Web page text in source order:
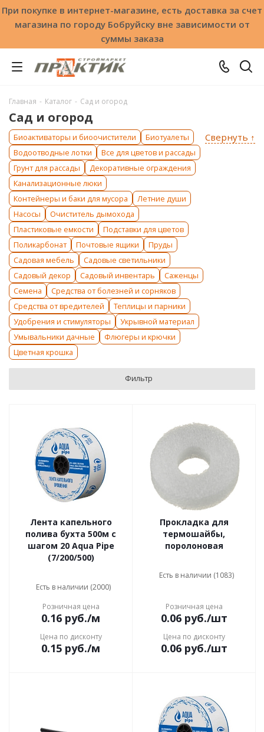
При покупке в интернет-магазине, есть доставка за счет
магазина по городу Бобруйску вне зависимости от
суммы заказа
Главная - Каталог - Сад и огород
Сад и огород
Свернуть ↑
Биоактиваторы и биоочистители
Биотуалеты
Водоотводные лотки
Все для цветов и рассады
Грунт для рассады
Декоративные ограждения
Канализационные люки
Контейнеры и баки для мусора
Летние души
Насосы
Очиститель дымохода
Пластиковые емкости
Подставки для цветов
Поликарбонат
Почтовые ящики
Пруды
Садовая мебель
Садовые светильники
Садовый декор
Садовый инвентарь
Саженцы
Семена
Средства от болезней и сорняков
Средства от вредителей
Теплицы и парники
Удобрения и стимуляторы
Укрывной материал
Умывальники дачные
Флюгеры и крючки
Цветная крошка
Фильтр
Лента капельного
полива бухта 500м с
шагом 20 Aqua Pipe
(7/200/500)
Есть в наличии (2000)
Розничная цена
0.16 руб./м
Цена по дисконту
0.15 руб./м
Прокладка для
термошайбы,
поролоновая
Есть в наличии (1083)
Розничная цена
0.06руб./шт
Цена по дисконту
0.06руб./шт